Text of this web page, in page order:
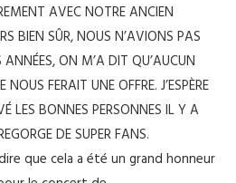
AVEC NOTRE ANCIEN
BIEN SÛR, NOUS N’AVIONS PAS
ON M’A DIT QU’AUCUN
FERAIT UNE OFFRE. J’ESPÈRE
LES BONNES PERSONNES IL Y A
DE SUPER FANS.
que cela a été un grand honneur